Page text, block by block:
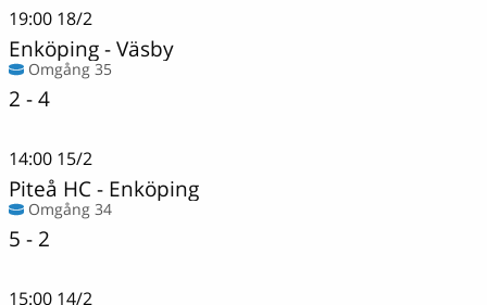
19:00 18/2
Enköping-Väsby
Omgång 35
2 - 4
14:00 15/2
Piteå HC- Enköping
Omgång 34
5 - 2
15:00 14/2